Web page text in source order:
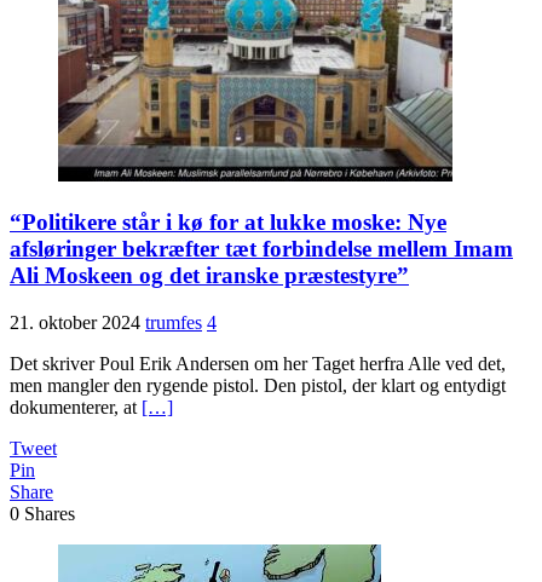
“Politikere står i kø for at lukke moske: Nye
afsløringer bekræfter tæt forbindelse mellem Imam
Ali Moskeen og det iranske præstestyre”
21. oktober 2024 trumfes 4
Det skriver Poul Erik Andersen om her Taget herfra Alle ved det,
men mangler den rygende pistol. Den pistol, der klart og entydigt
dokumenterer, at […]
Tweet
Pin
Share
0 Shares